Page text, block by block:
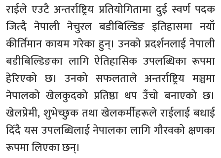
राईले एउटै अन्तर्राष्ट्रिय प्रतियोगितामा दुई स्वर्ण पदक
जित्दै नेपाली नेचुरल बडीबिल्डिङ इतिहासमा नयाँ
कीर्तिमान कायम गरेका हुन्। उनको प्रदर्शनलाई नेपाली
बडीबिल्डिङका लागि ऐतिहासिक उपलब्धिका रूपमा
हेरिएको छ। उनको सफलताले अन्तर्राष्ट्रिय मञ्चमा
नेपालको खेलकुदको प्रतिष्ठा थप उँचो बनाएको छ।
खेलप्रेमी, शुभेच्छुक तथा खेलकर्मीहरूले राईलाई बधाई
दिँदै यस उपलब्धिलाई नेपालका लागि गौरवको क्षणका
रूपमा लिएका छन्।